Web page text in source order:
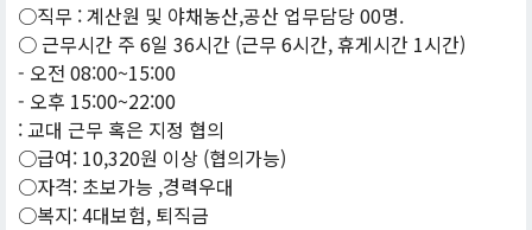
○직무 : 계산원 및 야채농산,공산 업무담당 00명.
○ 근무시간 주 6일 36시간 (근무 6시간, 휴게시간 1시간)
- 오전 08:00~15:00
- 오후 15:00~22:00
: 교대 근무 혹은 지정 협의
○급여: 10,320원 이상 (협의가능)
○자격: 초보가능 ,경력우대
○복지: 4대보험, 퇴직금